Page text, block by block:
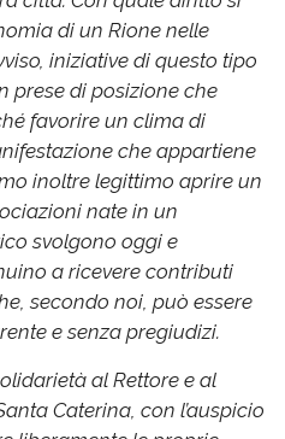
di un Rione nelle
iniziative di questo tipo
prese di posizione che
favorire un clima di
che appartiene
inoltre legittimo aprire un
nate in un
svolgono oggi e
a ricevere contributi
secondo noi, può essere
e senza pregiudizi.
al Rettore e al
Caterina, con l’auspicio